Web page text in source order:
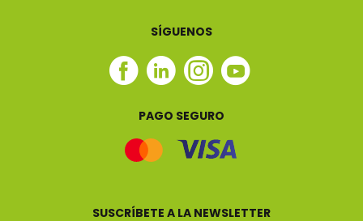
SÍGUENOS
Facebook
Linkedin
Instagram
Youtube
PAGO SEGURO
SUSCRÍBETE A LA NEWSLETTER